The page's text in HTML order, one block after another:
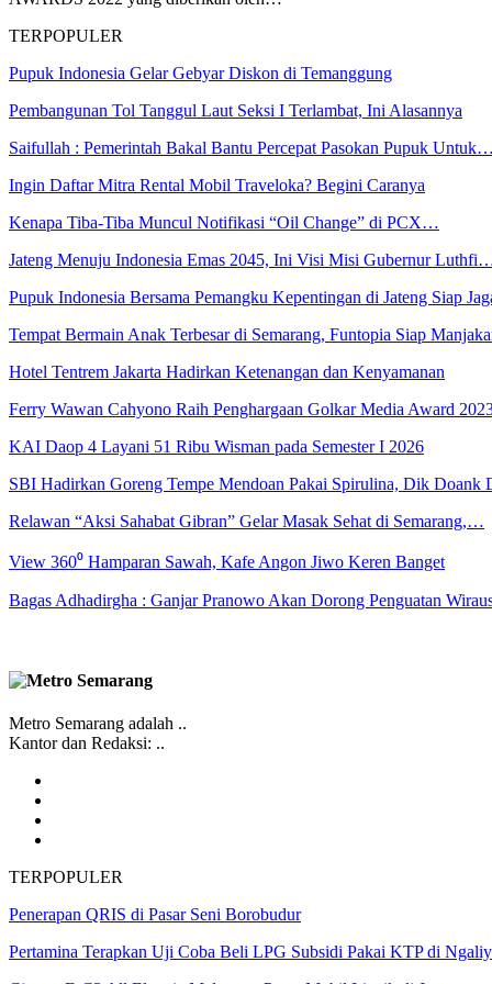
TERPOPULER
Pupuk Indonesia Gelar Gebyar Diskon di Temanggung
Pembangunan Tol Tanggul Laut Seksi I Terlambat, Ini Alasannya
Saifullah : Pemerintah Bakal Bantu Percepat Pasokan Pupuk Untuk…
Ingin Daftar Mitra Rental Mobil Traveloka? Begini Caranya
Kenapa Tiba-Tiba Muncul Notifikasi “Oil Change” di PCX…
Jateng Menuju Indonesia Emas 2045, Ini Visi Misi Gubernur
Pupuk Indonesia Bersama Pemangku Kepentingan di Jateng Siap
Tempat Bermain Anak Terbesar di Semarang, Funtopia Siap
Hotel Tentrem Jakarta Hadirkan Ketenangan dan Kenyamanan
Ferry Wawan Cahyono Raih Penghargaan Golkar Media Award
KAI Daop 4 Layani 51 Ribu Wisman pada Semester I 2026
SBI Hadirkan Goreng Tempe Mendoan Pakai Spirulina, Dik Doank
Relawan “Aksi Sahabat Gibran” Gelar Masak Sehat di Semarang,…
View 360⁰ Hamparan Sawah, Kafe Angon Jiwo Keren Banget
Bagas Adhadirgha : Ganjar Pranowo Akan Dorong Penguatan
Metro Semarang adalah ..
Kantor dan Redaksi: ..
TERPOPULER
Penerapan QRIS di Pasar Seni Borobudur
Pertamina Terapkan Uji Coba Beli LPG Subsidi Pakai KTP di